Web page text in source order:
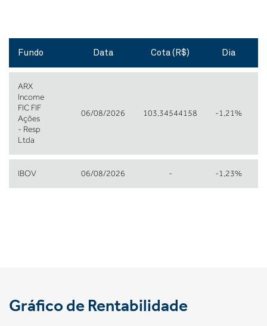
Fundo Data Cota (R$) Dia
ARX
Income
FIC FIF
Ações
- Resp
Ltda
06/08/2026 103,34544158 -1,21%
IBOV 06/08/2026 - -1,23%
Gráfico de Rentabilidade